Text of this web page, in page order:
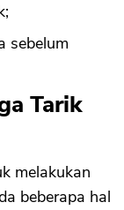
sebelum
Tarik
melakukan
beberapa hal